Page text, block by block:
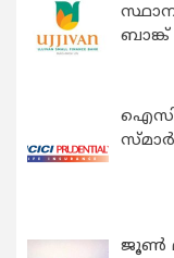
ബാങ്ക്
ജൂൺ